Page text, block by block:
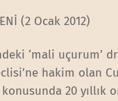
(2 Ocak 2012)
‘mali uçurum’
hakim olan
20 yıllık